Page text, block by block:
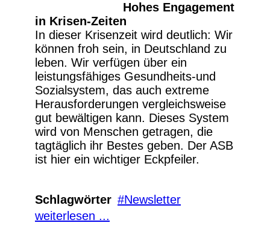
Hohes Engagement
in Krisen-Zeiten
In dieser Krisenzeit wird deutlich: Wir
können froh sein, in Deutschland zu
leben. Wir verfügen über ein
leistungsfähiges Gesundheits-und
Sozialsystem, das auch extreme
Herausforderungen vergleichsweise
gut bewältigen kann. Dieses System
wird von Menschen getragen, die
tagtäglich ihr Bestes geben. Der ASB
ist hier ein wichtiger Eckpfeiler.
Schlagwörter
Newsletter
weiterlesen ...